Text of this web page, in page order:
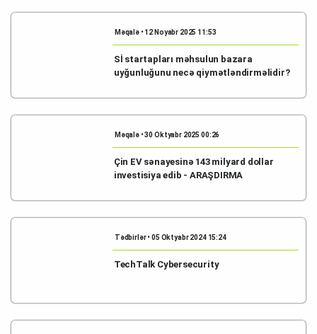
Məqalə • 12 Noyabr 2025 11:53
Sİ startapları məhsulun bazara
uyğunluğunu necə qiymətləndirməlidir?
Məqalə • 30 Oktyabr 2025 00:26
Çin EV sənayesinə 143 milyard dollar
investisiya edib - ARAŞDIRMA
Tədbirlər • 05 Oktyabr 2024 15:24
TechTalk Cybersecurity